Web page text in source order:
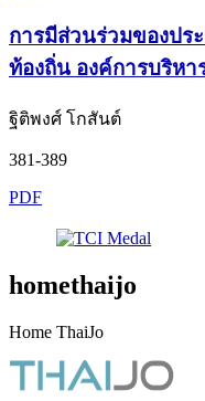
การมีส่วนร่วมของป
ท้องถิ่น องค์การบริห
ฐิติพงศ์ โกสันต์
381-389
PDF
homethaijo
Home ThaiJo